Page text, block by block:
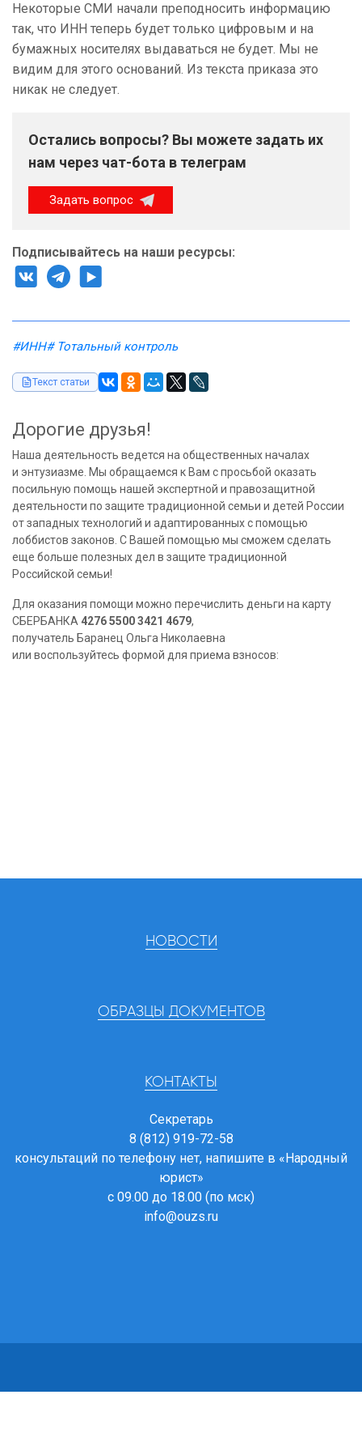
Некоторые СМИ начали преподносить информацию
так, что ИНН теперь будет только цифровым и на
бумажных носителях выдаваться не будет. Мы не
видим для этого оснований. Из текста приказа это
никак не следует.
Остались вопросы? Вы можете задать их
нам через чат-бота в телеграм
Задать вопрос
Подписывайтесь на наши ресурсы:
#ИНН# Тотальный контроль
Текст статьи
Дорогие друзья!
Наша деятельность ведется на общественных началах
и энтузиазме. Мы обращаемся к Вам с просьбой оказать
посильную помощь нашей экспертной и правозащитной
деятельности по защите традиционной семьи и детей России
от западных технологий и адаптированных с помощью
лоббистов законов. С Вашей помощью мы сможем сделать
еще больше полезных дел в защите традиционной
Российской семьи!
Для оказания помощи можно перечислить деньги на карту
СБЕРБАНКА 4276 5500 3421 4679,
получатель Баранец Ольга Николаевна
или воспользуйтесь формой для приема взносов:
НОВОСТИ
ОБРАЗЦЫ ДОКУМЕНТОВ
КОНТАКТЫ
Секретарь
8 (812) 919-72-58
консультаций по телефону нет, напишите в «Народный
юрист»
с 09.00 до 18.00 (по мск)
info@ouzs.ru